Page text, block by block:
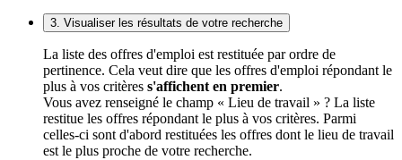
3. Visualiser les résultats de votre recherche
La liste des offres d'emploi est restituée par ordre de
pertinence. Cela veut dire que les offres d'emploi répondant le
plus à vos critères s'affichent en premier.
Vous avez renseigné le champ « Lieu de travail » ? La liste
restitue les offres répondant le plus à vos critères. Parmi
celles-ci sont d'abord restituées les offres dont le lieu de travail
est le plus proche de votre recherche.